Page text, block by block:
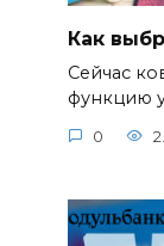
Как
Сейчас
функцию
0